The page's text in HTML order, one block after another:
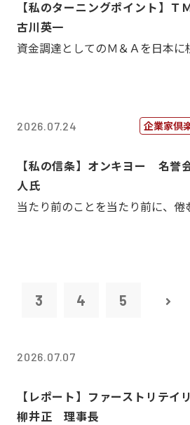
【私のターニングポイント】
古川英一
資金調達としてのＭ＆Ａを日本に
2026.07.24 企業家倶
【私の信条】オンキヨー 名
人氏
当たり前のことを当たり前に、倦
3 4 5
2026.07.07
【レポート】ファーストリテイ
柳井正 理事長